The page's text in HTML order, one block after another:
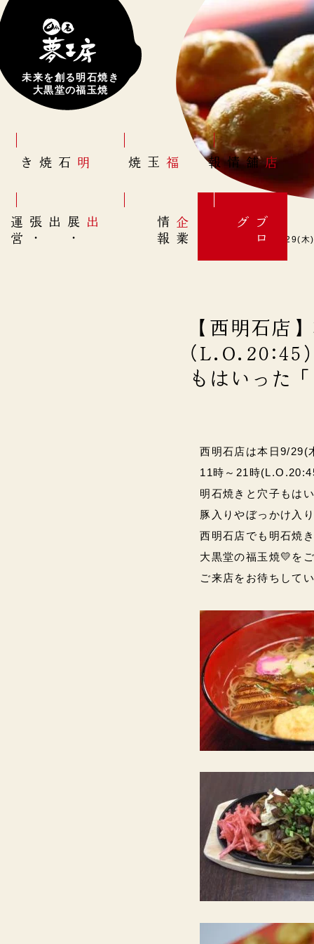
未来を創る明石焼き
大黒堂の福玉焼
明石焼き 福玉焼 店舗情報
出展
・
出張
・
運
営
企
業
情
報
ブ
ロ
グ
【西明石店】本日9/29(
【西明石店
(L.O.20:45)
もはいった
西明石店は本日9/29(
11時～21時
明石焼きと穴子もは
豚入りやぼっかけ入
西明石店でも明石焼
大黒堂の福玉焼💛を
ご来店をお待ちして